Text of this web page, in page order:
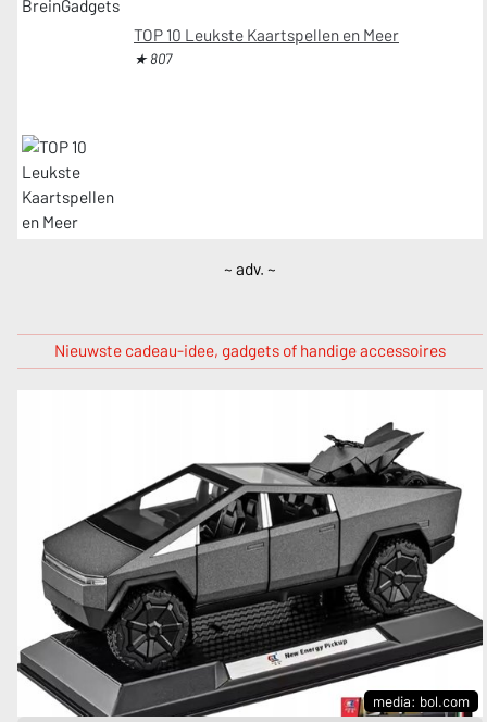
TOP 10 Leukste Kaartspellen en Meer
★ 807
~ adv. ~
Nieuwste cadeau-idee, gadgets of handige accessoires
media: bol.com